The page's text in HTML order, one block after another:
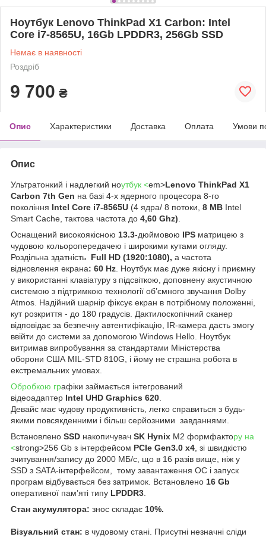
Ноутбук Lenovo ThinkPad X1 Carbon: Intel
Core i7-8565U, 16Gb LPDDR3, 256Gb SSD
Немає в наявності
Роздріб
9 700 ₴
Опис Характеристики Доставка Оплата Умови
Опис
Ультратонкий і надлегкий ноутбук <em>Lenovo ThinkPad X1
Carbon 7th Gen на базі 4-х ядерного процесора 8-го
покоління Intel Core i7-8565U (4 ядра/ 8 потоки, 8 MB Intel
Smart Cache, тактова частота до 4,60 Ghz)
Оснащений високоякісною 13.3-дюймовою IPS матрицею з
чудовою кольоропередачею і широкими кутами огляду.
Роздільна здатність Full HD (1920:1080), а частота
відновлення екрана: 60 Hz . Ноутбук має дуже якісну і приємну
у використанні клавіатуру з підсвіткою, доповнену акустичною
системою з підтримкою технології об’ємного звучання Dolby
Atmos. Надійний шарнір фіксує екран в потрібному положенні,
кут розкриття - до 180 градусів. Дактилоскопічний сканер
відповідає за безпечну автентифікацію, IR-камера дасть змогу
ввійти до системи за допомогою Windows Hello. Ноутбук
витримав випробування за стандартами Міністерства
оборони США MIL-STD 810G, і йому не страшна робота в
екстремальних умовах.
Обробкою графіки займається інтегрований
відеоадаптер Intel UHD Graphics 620
Девайс має чудову продуктивність, легко справиться з будь-
якими повсякденними і більш серйозними завданнями.
Встановлено SSD накопичувач SK Hynix M2 формфактору на
<strong>256 Gb з інтерфейсом PCIe Gen3.0 x4 , зі швидкістю
зчитування/запису до 2000 МБ/с, що в 16 разів вище, ніж у
SSD з SATA-інтерфейсом, тому завантаження ОС і запуск
програм відбувається без затримок. Встановлено 16 Gb
оперативної памʼяті типу LPDDR3
Стан акумулятора: знос складає 10%.
Візуальний стан: в чудовому стані. Присутні незначні сліди